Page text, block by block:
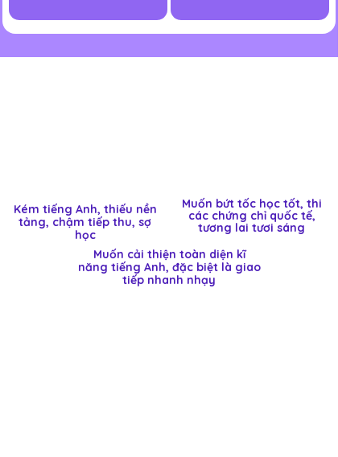
Kém tiếng Anh, thiếu nền
tảng, chậm tiếp thu, sợ
học
Muốn bứt tốc học tốt, thi
các chứng chỉ quốc tế,
tương lai tươi sáng
Muốn cải thiện toàn diện kĩ
năng tiếng Anh, đặc biệt là giao
tiếp nhanh nhạy